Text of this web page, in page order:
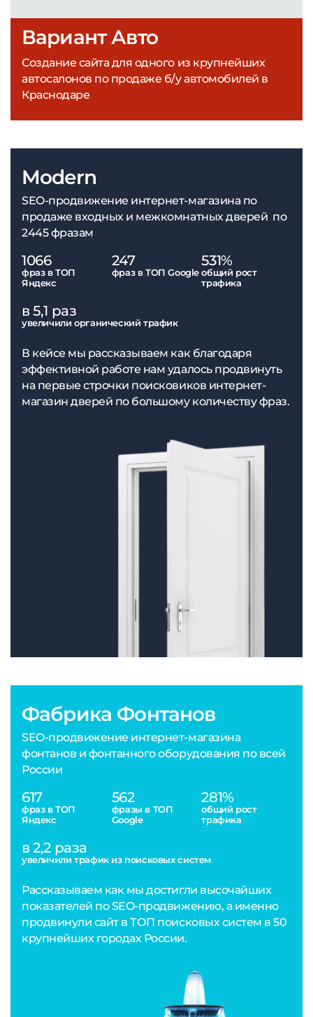
Вариант Авто
Создание сайта для одного из крупнейших
автосалонов по продаже б/у автомобилей в
Краснодаре
Фабрика Фонтанов
SEO-продвижение интернет-магазина
фонтанов и фонтанного оборудования по всей
России
617
фраз в ТОП
Яндекс
562
фразы в ТОП
Google
281%
общий рост
трафика
в 2,2 раза
увеличили трафик из поисковых систем
Рассказываем как мы достигли высочайших
показателей по SEO-продвижению, а именно
продвинули сайт в ТОП поисковых систем в 50
крупнейших городах России.
Modern
SEO-продвижение интернет-магазина по
продаже входных и межкомнатных дверей по
2445 фразам
1066
фраз в ТОП
Яндекс
247
фраз в ТОП Google
531%
общий рост
трафика
в 5,1 раз
увеличили органический трафик
В кейсе мы рассказываем как благодаря
эффективной работе нам удалось продвинуть
на первые строчки поисковиков интернет-
магазин дверей по большому количеству фраз.